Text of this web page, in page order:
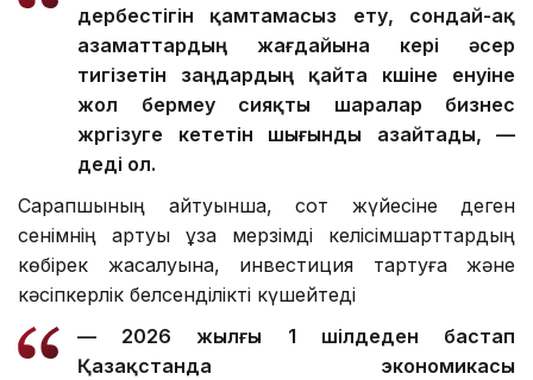
дербестігін қамтамасыз ету, сондай-ақ
азаматтардың жағдайына кері әсер
тигізетін заңдардың қайта күшіне енуіне
жол бермеу сияқты шаралар бизнес
жүргізуге кететін шығынды азайтады, —
деді ол.
Сарапшының айтуынша, сот жүйесіне деген
сенімнің артуы ұзақ мерзімді келісімшарттардың
көбірек жасалуына, инвестиция тартуға және
кәсіпкерлік белсенділікті күшейтеді
— 2026 жылғы 1 шілдеден бастап
Қазақстанда экономикасы